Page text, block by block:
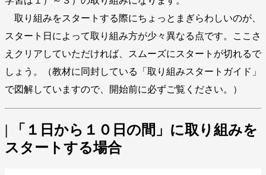
取り組みをスタートする際にちょっとまぎらわしいのが、
スタート日によって取り組み方が少々異なる点です。ここさ
えクリアしていただければ、スムーズにスタートが切れるで
しょう。（教材に同封している「取り組みスタートガイド」
で図解していますので、開始前に必ずご覧ください。）
| 「１日から１０日の間」に取り組みを
スタートする場合